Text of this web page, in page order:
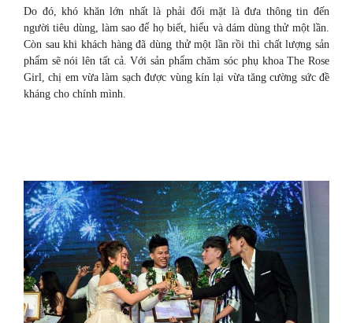
Do đó, khó khăn lớn nhất là phải đối mặt là đưa thông tin đến
người tiêu dùng, làm sao để họ biết, hiểu và dám dùng thử một lần.
Còn sau khi khách hàng đã dùng thử một lần rồi thì chất lượng sản
phẩm sẽ nói lên tất cả. Với sản phẩm chăm sóc phụ khoa The Rose
Girl, chị em vừa làm sạch được vùng kín lại vừa tăng cường sức đề
kháng cho chính mình.